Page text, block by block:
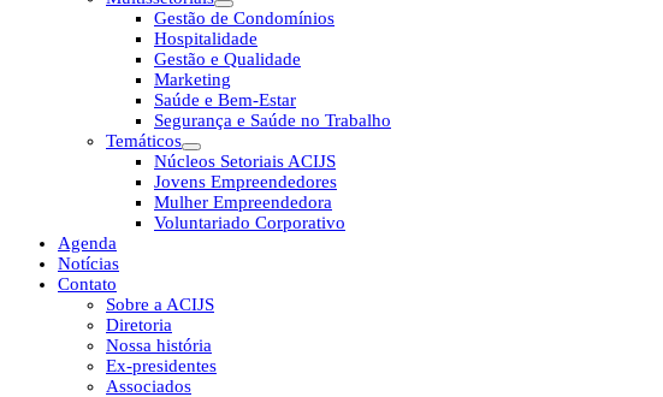
Gestão de Condomínios
Hospitalidade
Gestão e Qualidade
Marketing
Saúde e Bem-Estar
Segurança e Saúde no Trabalho
Temáticos
Núcleos Setoriais ACIJS
Jovens Empreendedores
Mulher Empreendedora
Voluntariado Corporativo
Agenda
Notícias
Contato
Sobre a ACIJS
Diretoria
Nossa história
Ex-presidentes
Associados